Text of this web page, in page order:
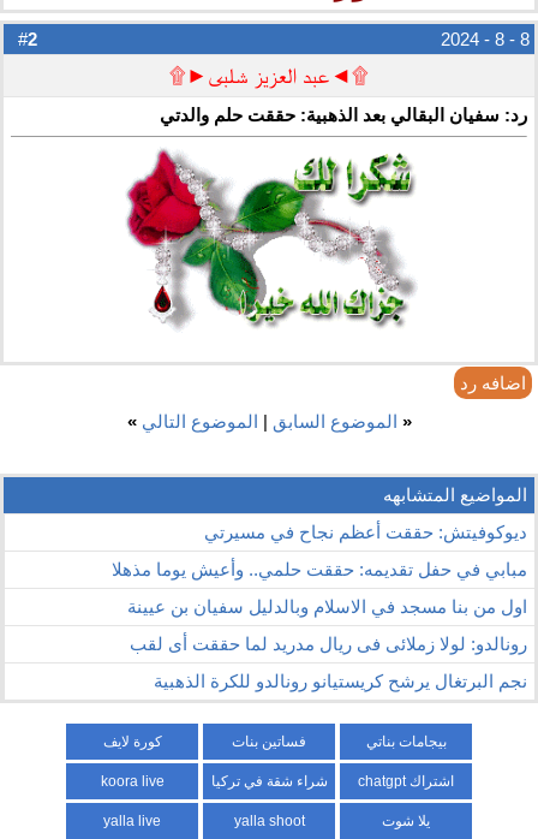
2 8 - 8 - 2024
۩◄عبد العزيز شلبى►۩
رد: سفيان البقالي بعد الذهبية: حققت حلم والدتي
اضافه رد
« الموضوع السابق | الموضوع التالي »
المواضيع المتشابهه
ديوكوفيتش: حققت أعظم نجاح في مسيرتي
مبابي في حفل تقديمه: حققت حلمي.. وأعيش يوما مذهلا
اول من بنا مسجد في الاسلام وبالدليل سفيان بن عيينة
رونالدو: لولا زملائى فى ريال مدريد لما حققت أى لقب
نجم البرتغال يرشح كريستيانو رونالدو للكرة الذهبية
بيجامات بناتي فساتين بنات كورة لايف
اشتراك chatgpt شراء شقة في تركيا koora live
يلا شوت yalla shoot
yalla live